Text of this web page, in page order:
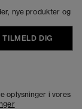
nye produkter og
TILMELD DIG
oplysninger i vores